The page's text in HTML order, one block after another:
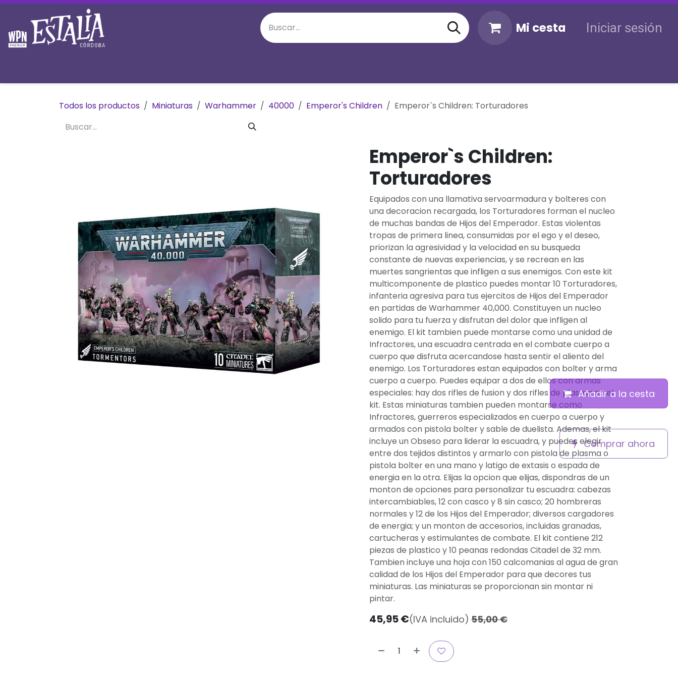
Ir al contenido
Mi cesta Iniciar sesión
Todos los productos Miniaturas Warhammer 40000 Emperor's Children Emperor`s Children: Torturadores
Emperor`s Children:
Torturadores
Equipados con una llamativa servoarmadura y bolteres con
una decoracion recargada, los Torturadores forman el nucleo
de muchas bandas de Hijos del Emperador. Estas violentas
tropas de primera linea, consumidas por el ego y el deseo,
priorizan la agresividad y la velocidad en su busqueda
constante de nuevas experiencias, y se recrean en las
muertes sangrientas que infligen a sus enemigos. Con este kit
multicomponente de plastico puedes montar 10 Torturadores,
infanteria agresiva para tus ejercitos de Hijos del Emperador
en partidas de Warhammer 40,000. Constituyen un nucleo
solido para tu fuerza y disfrutan del dolor que infligen al
enemigo. El kit tambien puede montarse como una unidad de
Infractores, una escuadra centrada en el combate cuerpo a
cuerpo que disfruta acercandose hasta sentir el aliento del
enemigo. Los Torturadores estan equipados con bolter y arma
cuerpo a cuerpo. Puedes equipar a dos de ellos con armas
especiales: hay dos rifles de fusion y dos rifles de plasma en el
kit. Estas miniaturas tambien pueden montarse como
Infractores, guerreros especializados en cuerpo a cuerpo y
armados con pistola bolter y sable de duelista. Ademas, el kit
incluye un Obseso para liderar la escuadra, y puedes elegir
entre dos tejidos distintos y armarlo con pistola de plasma o
pistola bolter en una mano y latigo de extasis o espada de
energia en la otra. Elijas la opcion que elijas, dispondras de un
monton de opciones para personalizar tu escuadra: cabezas
intercambiables, 12 con casco y 8 sin casco; 20 hombreras
normales y 12 de los Hijos del Emperador; diversos cargadores
de energia; y un monton de accesorios, incluidas granadas,
cartucheras y estimulantes de combate. El kit contiene 212
piezas de plastico y 10 peanas redondas Citadel de 32 mm.
Tambien incluye una hoja con 150 calcomanias al agua de gran
calidad de los Hijos del Emperador para que decores tus
miniaturas. Las miniaturas se proporcionan sin montar ni
pintar.
45,95€(IVA incluido) 55,00€
Añadir a la cesta
Comprar ahora